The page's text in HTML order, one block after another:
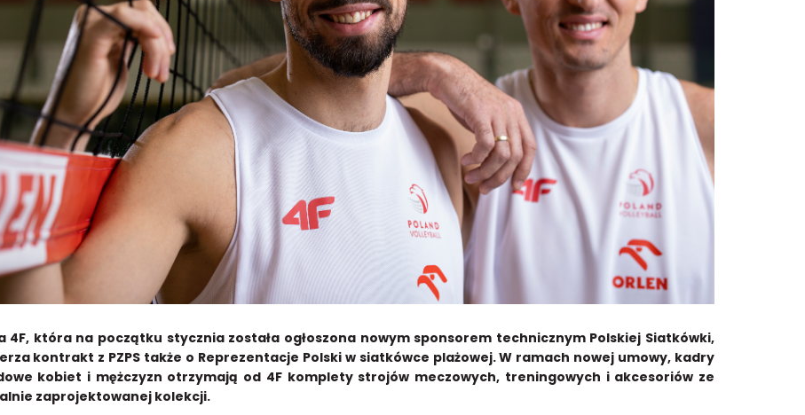
4F, która na początku stycznia została ogłoszona nowym sponsorem technicznym Polskiej Siatkówki,
kontrakt z PZPS także o Reprezentacje Polski w siatkówce plażowej. W ramach nowej umowy, kadry
kobiet i mężczyzn otrzymają od 4F komplety strojów meczowych, treningowych i akcesoriów ze
zaprojektowanej kolekcji.